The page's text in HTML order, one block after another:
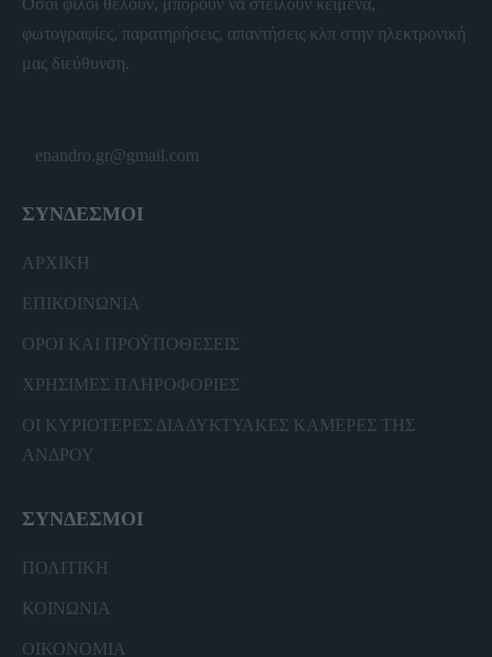
φωτογραφίες, παρατηρήσεις, απαντήσεις κλπ στην ηλεκτρονική
μας διεύθυνση.
enandro.gr@gmail.com
ΣΥΝΔΕΣΜΟΙ
ΑΡΧΙΚΗ
ΕΠΙΚΟΙΝΩΝΙΑ
ΟΡΟΙ ΚΑΙ ΠΡΟΫΠΟΘΕΣΕΙΣ
ΧΡΗΣΙΜΕΣ ΠΛΗΡΟΦΟΡΙΕΣ
ΟΙ ΚΥΡΙΟΤΕΡΕΣ ΔΙΑΔΥΚΤΥΑΚΕΣ ΚΑΜΕΡΕΣ ΤΗΣ
ΑΝΔΡΟΥ
ΣΥΝΔΕΣΜΟΙ
ΠΟΛΙΤΙΚΗ
ΚΟΙΝΩΝΙΑ
ΟΙΚΟΝΟΜΙΑ